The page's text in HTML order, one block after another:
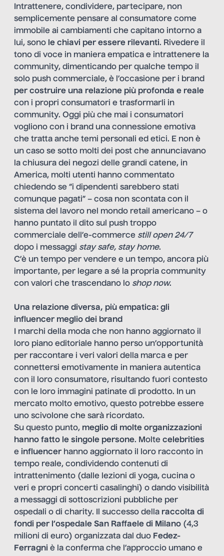
Intrattenere, condividere, partecipare, non
semplicemente pensare al consumatore come
immobile ai cambiamenti che capitano intorno a
lui, sono le chiavi per essere rilevanti. Rivedere il
tono di voce in maniera empatica e intrattenere la
community, dimenticando per qualche tempo il
solo push commerciale, è l’occasione per i brand
per costruire una relazione più profonda e reale
con i propri consumatori e trasformarli in
community. Oggi più che mai i consumatori
vogliono con i brand una connessione emotiva
che tratta anche temi personali ed etici. E non è
un caso se sotto molti dei post che annunciavano
la chiusura dei negozi delle grandi catene, in
America, molti utenti hanno commentato
chiedendo se “i dipendenti sarebbero stati
comunque pagati” – cosa non scontata con il
sistema del lavoro nel mondo retail americano – o
hanno puntato il dito sul push troppo
commerciale dell’e-commerce still open 24/7
dopo i messaggi stay safe, stay home.
C’è un tempo per vendere e un tempo, ancora più
importante, per legare a sé la propria community
con valori che trascendano lo shop now.
Una relazione diversa, più empatica: gli
influencer meglio dei brand
I marchi della moda che non hanno aggiornato il
loro piano editoriale hanno perso un’opportunità
per raccontare i veri valori della marca e per
connettersi emotivamente in maniera autentica
con il loro consumatore, risultando fuori contesto
con le loro immagini patinate di prodotto. In un
mercato molto emotivo, questo potrebbe essere
uno scivolone che sarà ricordato.
Su questo punto, meglio di molte organizzazioni
hanno fatto le singole persone. Molte celebrities
e influencerhanno aggiornato il loro racconto in
tempo reale, condividendo contenuti di
intrattenimento (dalle lezioni di yoga, cucina o
veri e propri concerti casalinghi) o dando visibilità
a messaggi di sottoscrizioni pubbliche per
ospedali o di charity. Il successo della raccolta di
fondi per l’ospedale San Raffaele di Milano (4,3
milioni di euro) organizzata dal duo Fedez-
Ferragni è la conferma che l’approccio umano e